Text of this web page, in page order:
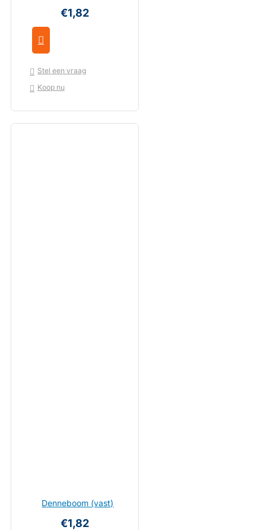
€1,82
Stel een vraag
Koop nu
Denneboom (vast)
€1,82